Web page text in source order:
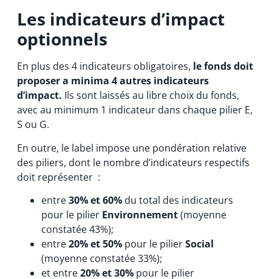
Les indicateurs d’impact
optionnels
En plus des 4 indicateurs obligatoires, le fonds doit
proposer a minima 4 autres indicateurs
d’impact. Ils sont laissés au libre choix du fonds,
avec au minimum 1 indicateur dans chaque pilier E,
S ou G.
En outre, le label impose une pondération relative
des piliers, dont le nombre d’indicateurs respectifs
doit représenter :
entre30% et 60%du total des indicateurs
pour le pilier Environnement(moyenne
constatée 43%);
entre20% et 50%pour le pilierSocial
(moyenne constatée 33%);
et entre20% et 30%pour le pilier